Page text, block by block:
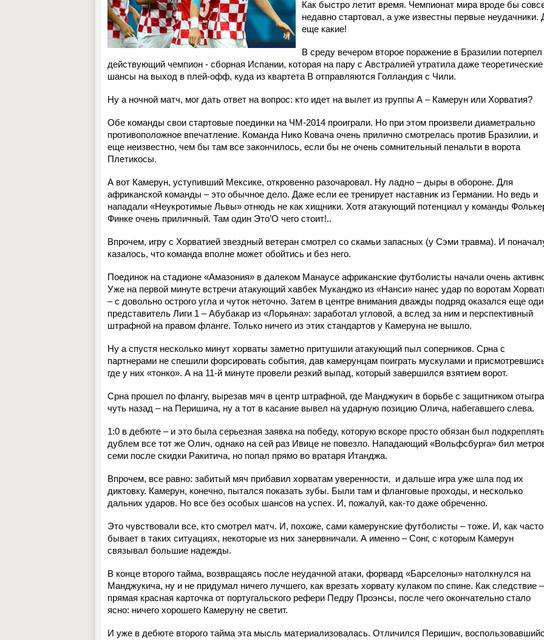
Как быстро летит время. Чемпионат мира вроде бы
недавно стартовал, а уже известны первые неудачники.
еще какие!
В среду вечером второе поражение в Бразилии потерпел
действующий чемпион - сборная Испании, которая на пару с Австралией утратила даже теоретические
шансы на выход в плей-офф, куда из квартета В отправляются Голландия с Чили.
Ну а ночной матч, мог дать ответ на вопрос: кто идет на вылет из группы А – Камерун или Хорватия?
Обе команды свои стартовые поединки на ЧМ-2014 проиграли. Но при этом произвели диаметрально
противоположное впечатление. Команда Нико Ковача очень прилично смотрелась против Бразилии, и
еще неизвестно, чем бы там все закончилось, если бы не очень сомнительный пенальти в ворота
Плетикосы.
А вот Камерун, уступивший Мексике, откровенно разочаровал. Ну ладно – дыры в обороне. Для
африканской команды – это обычное дело. Даже если ее тренирует наставник из Германии. Но ведь и
нападали «Неукротимые Львы» отнюдь не как хищники. Хотя атакующий потенциал у команды
Финке очень приличный. Там один Это’О чего стоит!..
Впрочем, игру с Хорватией звездный ветеран смотрел со скамьи запасных (у Сэми травма). И
казалось, что команда вполне может обойтись и без него.
Поединок на стадионе «Амазония» в далеком Манаусе африканские футболисты начали очень
Уже на первой минуте встречи атакующий хавбек Муканджо из «Нанси» нанес удар по воротам
– с довольно острого угла и чуток неточно. Затем в центре внимания дважды подряд оказался еще
представитель Лиги 1 – Абубакар из «Лорьяна»: заработал угловой, а вслед за ним и перспективный
штрафной на правом фланге. Только ничего из этих стандартов у Камеруна не вышло.
Ну а спустя несколько минут хорваты заметно притушили атакующий пыл соперников. Срна с
партнерами не спешили форсировать события, дав камерунцам поиграть мускулами и
где у них «тонко». А на 11-й минуте провели резкий выпад, который завершился взятием ворот.
Срна прошел по флангу, вырезав мяч в центр штрафной, где Манджукич в борьбе с защитником
чуть назад – на Перишича, ну а тот в касание вывел на ударную позицию Олича, набегавшего слева.
1:0 в дебюте – и это была серьезная заявка на победу, которую вскоре просто обязан был
дублем все тот же Олич, однако на сей раз Ивице не повезло. Нападающий «Вольфсбурга» бил
семи после скидки Ракитича, но попал прямо во вратаря Итанджа.
Впрочем, все равно: забитый мяч прибавил хорватам уверенности, и дальше игра уже шла под их
диктовку. Камерун, конечно, пытался показать зубы. Были там и фланговые проходы, и несколько
дальних ударов. Но все без особых шансов на успех. И, пожалуй, как-то даже обреченно.
Это чувствовали все, кто смотрел матч. И, похоже, сами камерунские футболисты – тоже. И, как часто
бывает в таких ситуациях, некоторые из них занервничали. А именно – Сонг, с которым Камерун
связывал большие надежды.
В конце второго тайма, возвращаясь после неудачной атаки, форвард «Барселоны» натолкнулся на
Манджукича, ну и не придумал ничего лучшего, как врезать хорвату кулаком по спине. Как следствие –
прямая красная карточка от португальского рефери Педру Проэнсы, после чего окончательно стало
ясно: ничего хорошего Камеруну не светит.
И уже в дебюте второго тайма эта мысль материализовалась. Отличился Перишич,